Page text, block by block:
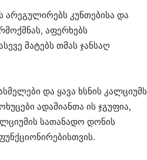
არეგულირებს კუნთებისა და
აფერხებს
მატებს თმას ჯანსაღ
და ყავა ხსნის კალციუმს
ადამიანთა ის ჯგუფია,
სათანადო დონის